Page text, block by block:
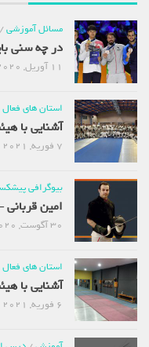
مسائل آموزشی/
در چه سنی
11 آوریل, 2020
استان های فعال
آشنایی با
7 فوریه, 2021
بیوگرافی
امین
30 آگوست, 2020
استان های فعال
آشنایی با
6 فوریه, 2021